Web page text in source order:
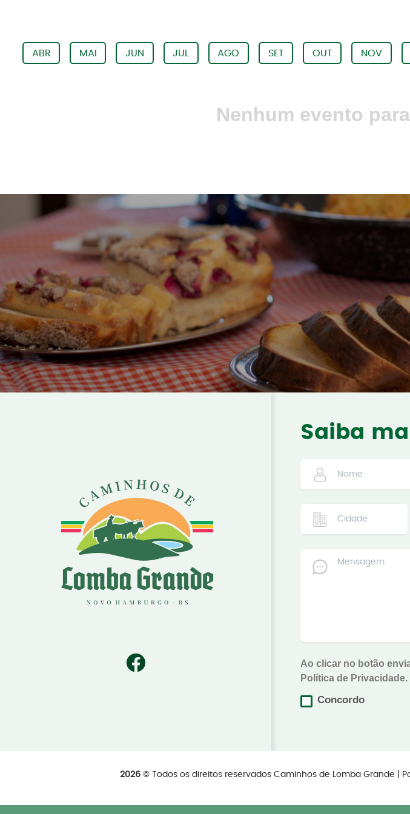
ABR MAI JUN JUL AGO SET OUT NOV
Nenhum evento
Saiba
Ao clicar no botão
Política de Privacidade.
Concordo
2026 © Todos os direitos reservados Caminhos de Lomba Grande |